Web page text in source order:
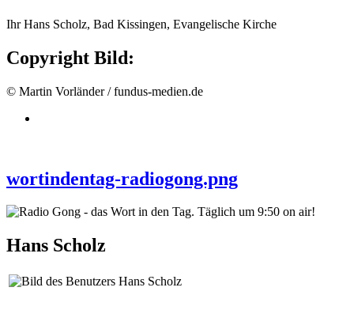
Ihr Hans Scholz, Bad Kissingen, Evangelische Kirche
Copyright Bild:
© Martin Vorländer / fundus-medien.de
wortindentag-radiogong.png
Hans Scholz